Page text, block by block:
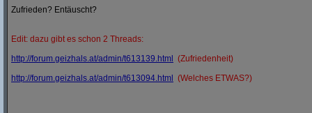
Zufrieden? Entäuscht?
Edit: dazu gibt es schon 2 Threads:
http://forum.geizhals.at/admin/t613139.html
(Zufriedenheit)
http://forum.geizhals.at/admin/t613094.html (Welches ETWAS?)